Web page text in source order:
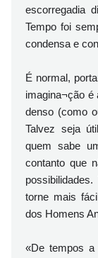
escorregadia
Tempo foi
condensa e
É normal,
imagina¬ção é
denso (como
Talvez seja
quem sabe
contanto que
torne mais
dos Homens
«De tempos